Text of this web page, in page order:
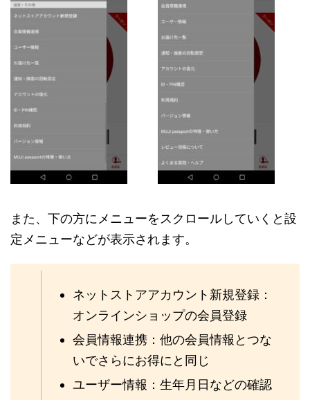
また、下の方にメニューをスクロールしていくと設
定メニューなどが表示されます。
ネットストアアカウント新規登録：
オンラインショップの会員登録
会員情報連携：他の会員情報とつな
いでさらにお得にと同じ
ユーザー情報：生年月日などの確認